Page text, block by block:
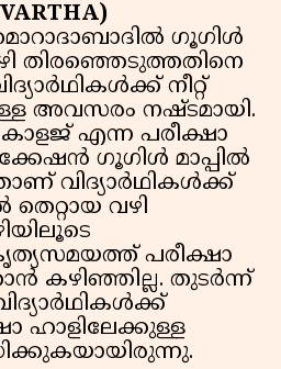
ഗൂഗിൾ
തിരഞ്ഞെടുത്തതിനെ
നീറ്റ്
അവസരം നഷ്ടമായി.
എന്ന പരീക്ഷാ
ഗൂഗിൾ മാപ്പിൽ
വിദ്യാർഥികൾക്ക്
തെറ്റായ വഴി
പരീക്ഷാ
കഴിഞ്ഞില്ല. തുടർന്ന്
ഹാളിലേക്കുള്ള